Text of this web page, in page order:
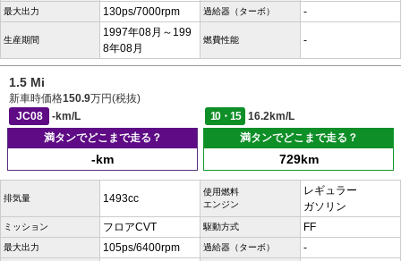
最大出力 130ps/7000rpm 過給器（ターボ） -
生産期間
1997年08月～199
8年08月
燃費性能 -
1.5 Mi
新車時価格150.9万円(税抜)
JC08
-km/L 10・15
16.2km/L
満タンでどこまで走る？
-km
満タンでどこまで走る？
729km
排気量 1493cc
使用燃料
エンジン
レギュラー
ガソリン
ミッション フロアCVT 駆動方式 FF
最大出力 105ps/6400rpm 過給器（ターボ） -